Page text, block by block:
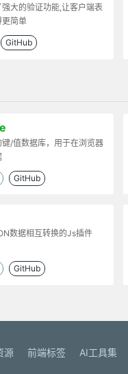
大的验证功能,让客户端表
简单
GitHub
/值数据库，用于在浏览器
GitHub
数据相互转换的Js插件
GitHub
源 前端标签 AI工具集